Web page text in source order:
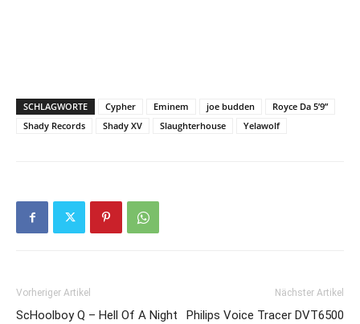
SCHLAGWORTE Cypher Eminem joe budden
Royce Da 5’9”
Shady Records
Shady XV Slaughterhouse Yelawolf
Vorheriger Artikel
ScHoolboy Q – Hell Of A Night
Nächster Artikel
Philips Voice Tracer DVT6500